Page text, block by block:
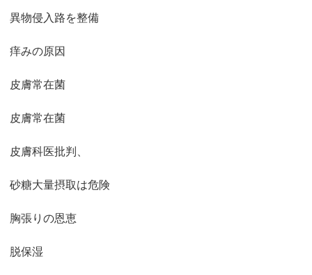
異物侵入路を整備
痒みの原因
皮膚常在菌
皮膚常在菌
皮膚科医批判、
砂糖大量摂取は危険
胸張りの恩恵
脱保湿